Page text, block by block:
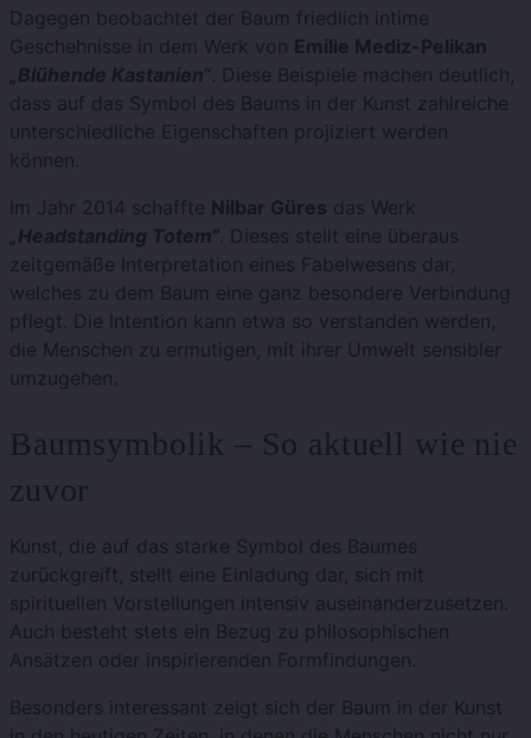
Dagegen beobachtet der Baum friedlich intime
Geschehnisse in dem Werk von Emilie Mediz-Pelikan
„Blühende Kastanien“. Diese Beispiele machen deutlich,
dass auf das Symbol des Baums in der Kunst zahlreiche
unterschiedliche Eigenschaften projiziert werden
können.
Im Jahr 2014 schaffte Nilbar Güres das Werk
„Headstanding Totem“. Dieses stellt eine überaus
zeitgemäße Interpretation eines Fabelwesens dar,
welches zu dem Baum eine ganz besondere Verbindung
pflegt. Die Intention kann etwa so verstanden werden,
die Menschen zu ermutigen, mit ihrer Umwelt sensibler
umzugehen.
Baumsymbolik – So aktuell wie nie
zuvor
Kunst, die auf das starke Symbol des Baumes
zurückgreift, stellt eine Einladung dar, sich mit
spirituellen Vorstellungen intensiv auseinanderzusetzen.
Auch besteht stets ein Bezug zu philosophischen
Ansätzen oder inspirierenden Formfindungen.
Besonders interessant zeigt sich der Baum in der Kunst